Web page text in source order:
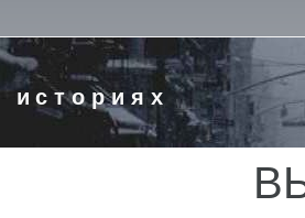
историях